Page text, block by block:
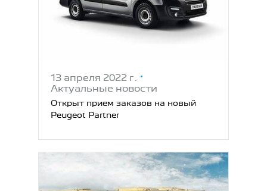
13 апреля 2022 г.
Актуальные новости
Открыт прием заказов на новый
Peugeot Partner